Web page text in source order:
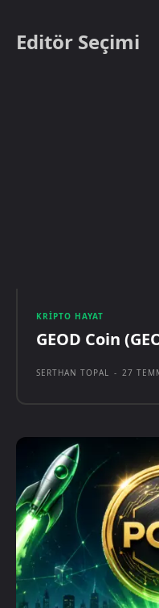
Editör Seçimi
KRIPTO HAYAT
GEOD Coin
SERTHAN TOPAL - 27